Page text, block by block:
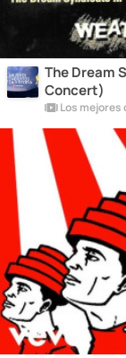
The Dream
Concert)
Los